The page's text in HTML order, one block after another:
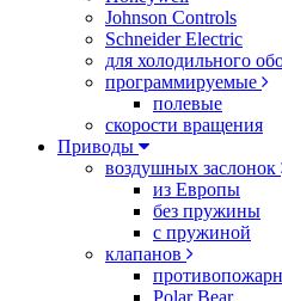
Johnson Controls
Schneider Electric
для холодильного
программируемые
полевые
скорости вращения
Приводы
воздушных заслонок
из Европы
без пружины
с пружиной
клапанов
Polar Bear